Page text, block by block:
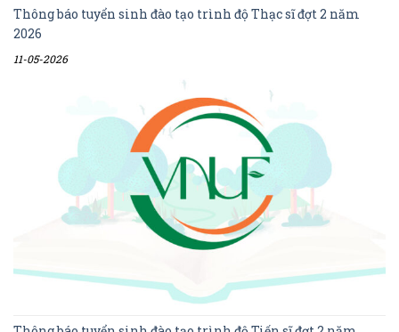
Thông báo tuyển sinh đào tạo trình độ Thạc sĩ đợt 2 năm
2026
11-05-2026